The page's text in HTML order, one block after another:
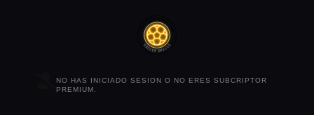
NO HAS INICIADO SESION O NO ERES SUBCRIPTOR
PREMIUM.